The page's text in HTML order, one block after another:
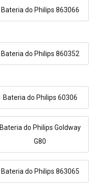
Bateria do Philips 863066
Bateria do Philips 860352
Bateria do Philips 60306
Bateria do Philips Goldway
G80
Bateria do Philips 863065